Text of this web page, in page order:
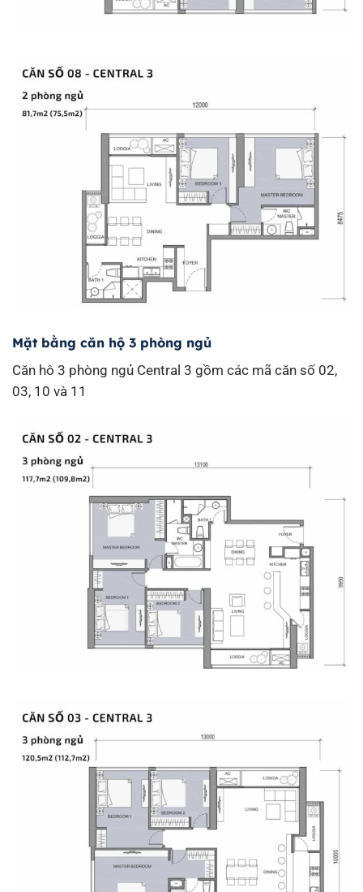
Mặt bằng căn hộ 3 phòng ngủ
Căn hô 3 phòng ngủ Central 3 gồm các mã căn số 02,
03, 10 và 11